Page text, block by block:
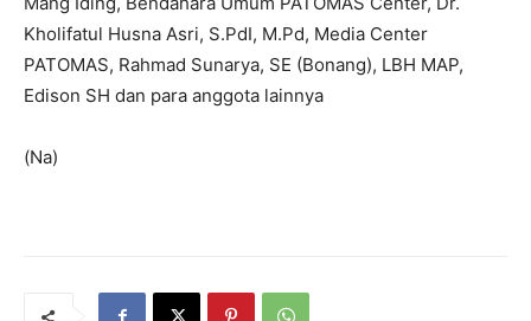
Kholifatul Husna Asri, S.PdI, M.Pd, Media Center
PATOMAS, Rahmad Sunarya, SE (Bonang), LBH MAP,
Edison SH dan para anggota lainnya
(Na)